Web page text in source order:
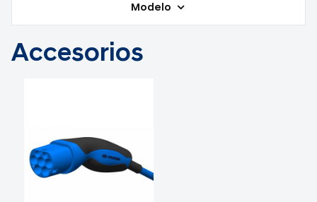
Modelo
Accesorios